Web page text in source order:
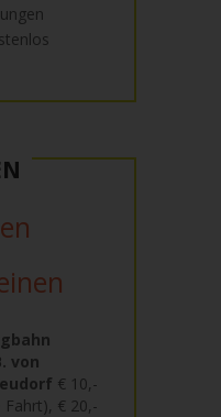
von
€ 10,-
Fahrt), € 20,-